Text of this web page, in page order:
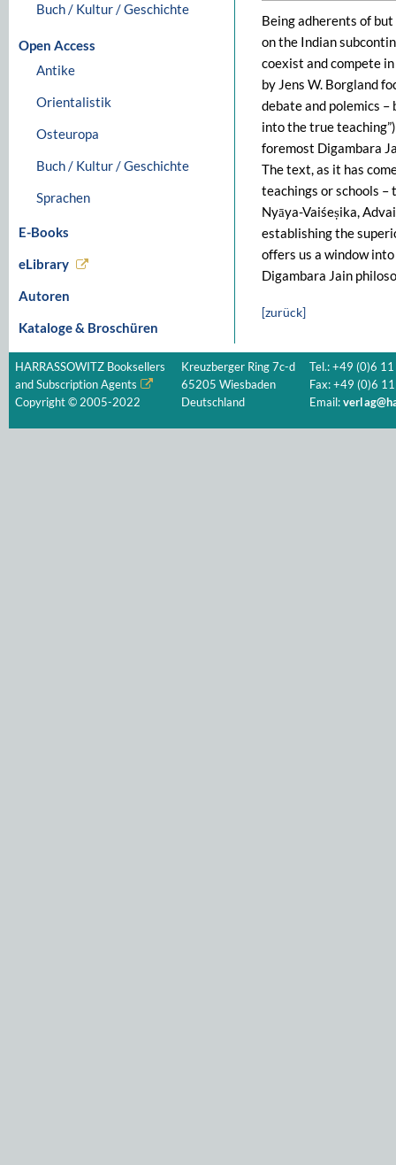
Buch / Kultur / Geschichte
Open Access
Antike
Orientalistik
Osteuropa
Buch / Kultur / Geschichte
Sprachen
E-Books
eLibrary
Autoren
Kataloge & Broschüren
Being adherents of
on the Indian
coexist and compete
by Jens W. Borgland
debate and polemics
into the true
foremost Digambara
The text, as it has
teachings or schools –
Nyāya-Vaiśeṣika,
establishing the
offers us a window
Digambara Jain
[zurück]
HARRASSOWITZ Booksellers
and Subscription Agents
Copyright © 2005-2022
Kreuzberger Ring 7c-d
65205 Wiesbaden
Deutschland
Tel.: +49 (0)6
Fax: +49 (0)6
Email: